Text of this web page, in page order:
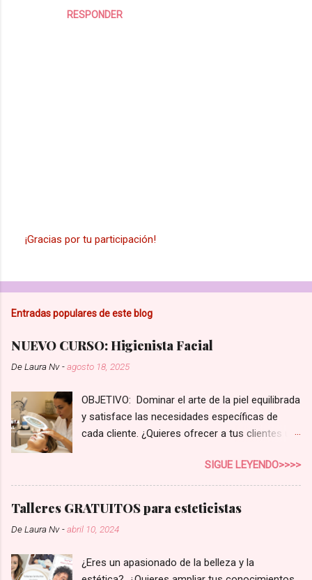
RESPONDER
b
l
c
r
u
n
o
m
e
n
t
a
¡Gracias por tu participación!
Entradas populares de este blog
NUEVO CURSO: Higienista Facial
DeLaura Nv -agosto 18, 2025
OBJETIVO: Dominar el arte de la piel equilibrada
y satisface las necesidades específicas de
cada cliente. ¿Quieres ofrecer a tus clientes un
la diferencia? En el competitivo mundo de la
estética, no basta con una limpieza superficial.
Tus clientes buscan soluciones reales,
personalizadas para su tipo de piel y sus
preocupaciones. Con nuestro curso de
la experta que tus clientes necesitan,
SIGUE LEYENDO>>>>
Talleres GRATUITOS para esteticistas
DeLaura Nv -abril 10, 2024
¿Eres un apasionado de la belleza y la